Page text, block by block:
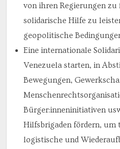
von ihren Regierungen
solidarische Hilfe zu
geopolitische
Eine internationale
Venezuela starten, in
Bewegungen,
Bürger:inneninitiativen
Hilfsbrigaden fördern, um
logistische und